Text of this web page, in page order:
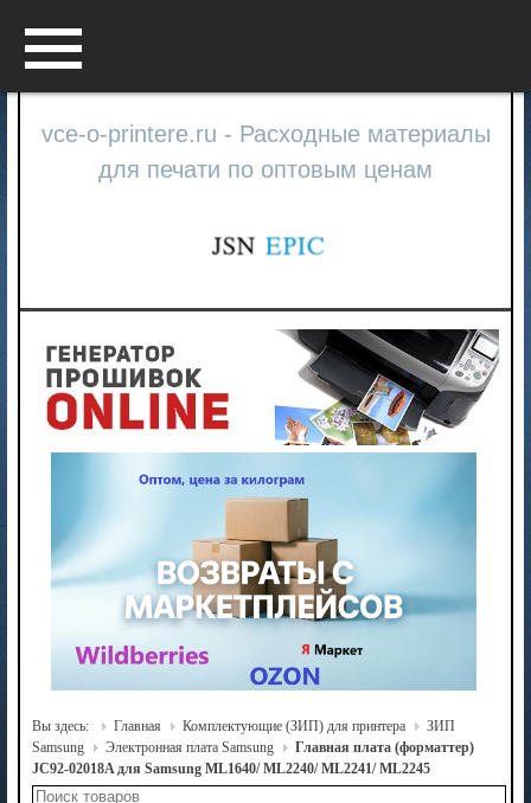
vce-o-printere.ru - Расходные материалы
для печати по оптовым ценам
Вы здесь: Главная Комплектующие (ЗИП) для принтера
ЗИП
Samsung
Электронная плата Samsung
Главная плата (форматтер)
JC92-02018A для Samsung ML1640/ ML2240/ ML2241/ ML2245